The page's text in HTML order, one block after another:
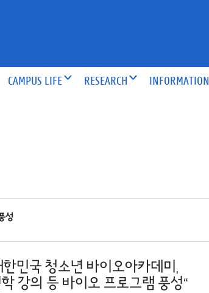
CAMPUS LIFE RESEARCH INFORMATION
성
한민국 청소년 바이오아카데미,
강의 등 바이오 프로그램 풍성“